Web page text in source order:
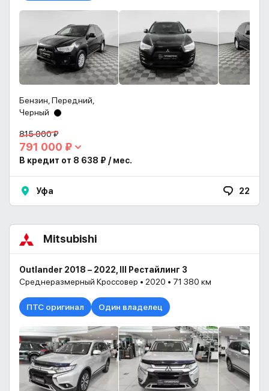
Бензин, Передний,
Черный
815 000 ₽
791 000 ₽
В кредит от 8 638 ₽ / мес.
Уфа 22
Mitsubishi
Outlander 2018 – 2022, III Рестайлинг 3
Среднеразмерный Кроссовер • 2020 • 71 380 км
ПТС оригинал Один владелец